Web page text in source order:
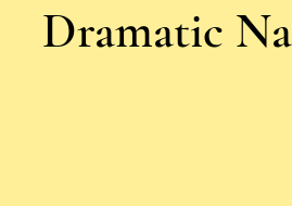
Dramatic